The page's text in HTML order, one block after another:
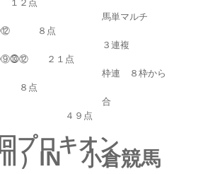
マルチ
８点
連複
２１点
８枠から
８点
９点
プロキオン
）IN 小倉競馬